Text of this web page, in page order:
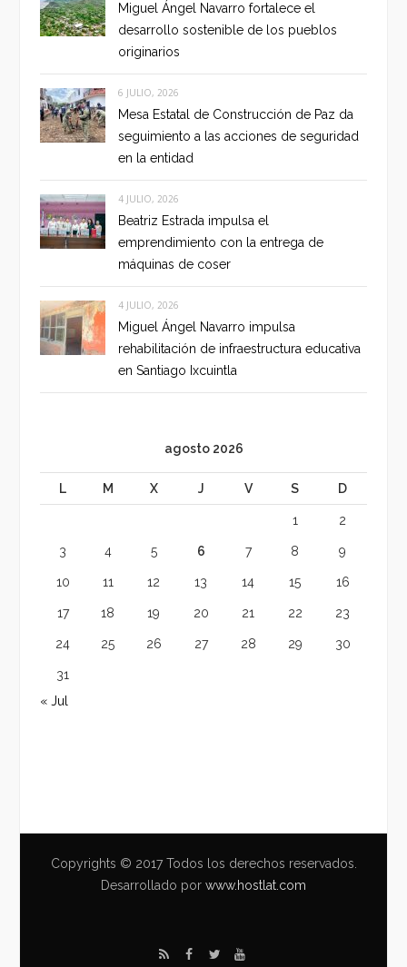
Miguel Ángel Navarro fortalece el
desarrollo sostenible de los pueblos
originarios
6 JULIO, 2026
Mesa Estatal de Construcción de Paz da
seguimiento a las acciones de seguridad
en la entidad
4 JULIO, 2026
Beatriz Estrada impulsa el
emprendimiento con la entrega de
máquinas de coser
4 JULIO, 2026
Miguel Ángel Navarro impulsa
rehabilitación de infraestructura educativa
en Santiago Ixcuintla
agosto 2026
L M X J V S D
1 2
3 4 5 6 7 8 9
10 11 12 13 14 15 16
17 18 19 20 21 22 23
24 25 26 27 28 29 30
31
« Jul
Copyrights © 2017 Todos los derechos reservados.
Desarrollado por www.hostlat.com
R F T Y